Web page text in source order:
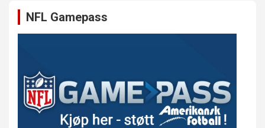
NFL Gamepass